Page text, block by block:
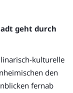
geht durch
kulturelle
den
fernab